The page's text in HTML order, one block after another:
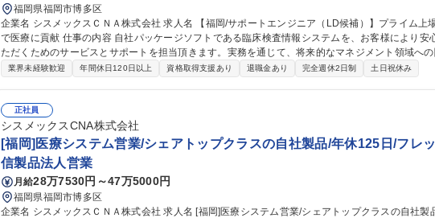
福岡県福岡市博多区
企業名 シスメックスＣＮＡ株式会社 求人名 【福岡/サポートエンジニア（LD候補）】プライム上場グループ企業
で医療に貢献 仕事の内容 自社パッケージソフトである臨床検査情報システムを、お客様により安心してご利用い
ただくためのサービスとサポートを担当頂きます。実務を通じて、将来的なマネジメント領域へ
ています。 【業務に関する補足】 ・当社のシステムをご利用いただいているお客様に対して、サポートデスクで
施設）での対応が必要な際は、各オフィスに在籍しているフィールドサポートのエンジニアに引
業界未経験歓迎 年間休日120日以上 資格取得支援あり 退職金あり 完全週休2日制 土日祝休み
正社員
シスメックスCNA株式会社
[福岡]医療システム営業/シェアトップクラスの自社製品/年休125日/フレ
信製品法人営業
月給28万7530円～47万5000円
福岡県福岡市博多区
企業名 シスメックスＣＮＡ株式会社 求人名 [福岡]医療システム営業/シェアトップクラスの自社製品/年休125日/フ